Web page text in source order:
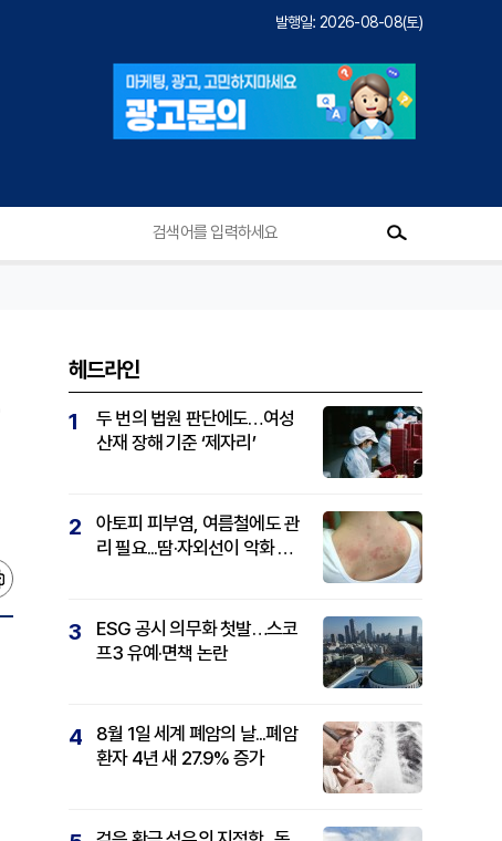
발행일: 2026-08-08(토)
헤드라인
1
두 번의 법원 판단에도…여성
산재 장해 기준 ‘제자리’
2
아토피 피부염, 여름철에도 관
리 필요...땀·자외선이 악화 요
3
ESG 공시 의무화 첫발…스코
프3 유예·면책 논란
4
8월 1일 세계 폐암의 날...폐암
환자 4년 새 27.9% 증가